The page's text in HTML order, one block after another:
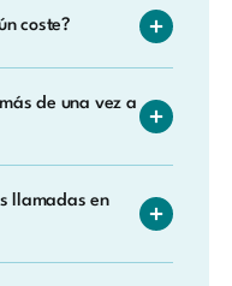
y es válido para
de actividad o
de
coste?
Un técnico
y te dará un
cualquier
de una vez a
en el
plagas se
mientras
llamadas en